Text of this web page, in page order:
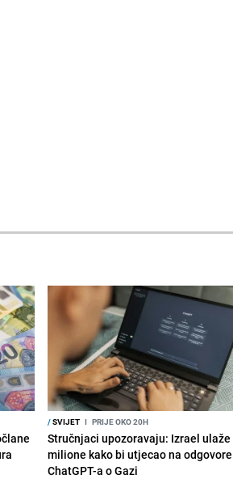
/SVIJET I PRIJE OKO 20H
Stručnjaci upozoravaju: Izrael ulaže
milione kako bi utjecao na odgovore
ChatGPT-a o Gazi